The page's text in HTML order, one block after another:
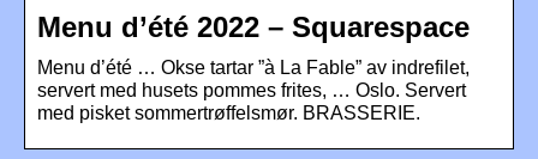
Menu d’été 2022 – Squarespace
Menu d’été … Okse tartar ”à La Fable” av indrefilet,
servert med husets pommes frites, … Oslo. Servert
med pisket sommertrøffelsmør. BRASSERIE.